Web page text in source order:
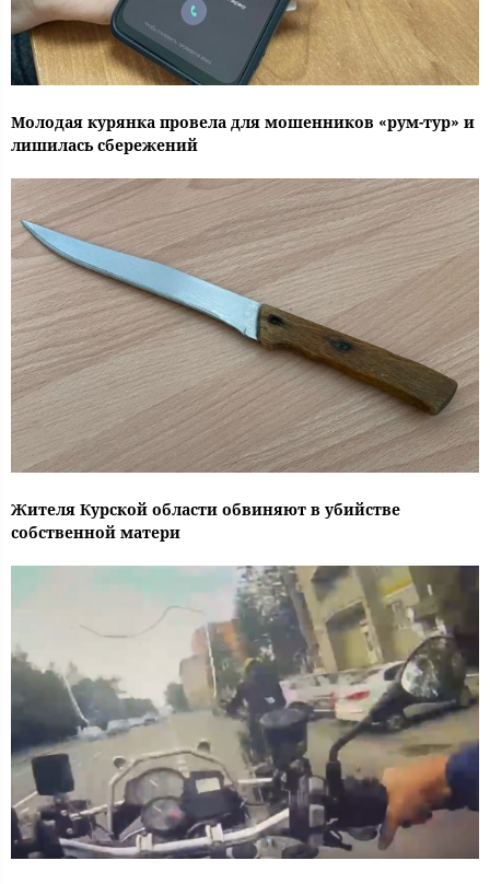
Молодая курянка провела для мошенников «рум-тур» и
лишилась сбережений
Жителя Курской области обвиняют в убийстве
собственной матери